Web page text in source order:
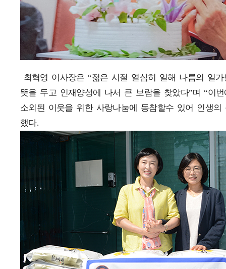
최혁영 이사장은 “젊은 시절 열심히 일해 나름의 일
뜻을 두고 인재양성에 나서 큰 보람을 찾았다”며 “이
소외된 이웃을 위한 사랑나눔에 동참할수 있어 인생
했다.